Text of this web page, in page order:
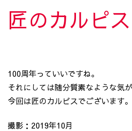
匠のカルピス
100周年っていいですね。
それにしては随分質素なような気が
今回は匠のカルピスでございます。
撮影：2019年10月